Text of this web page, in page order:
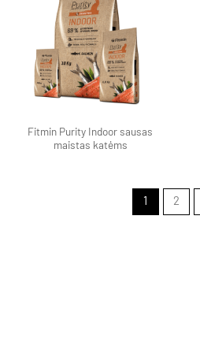
produktą
Fitmin Purity Indoor sausas
maistas katėms
1 2